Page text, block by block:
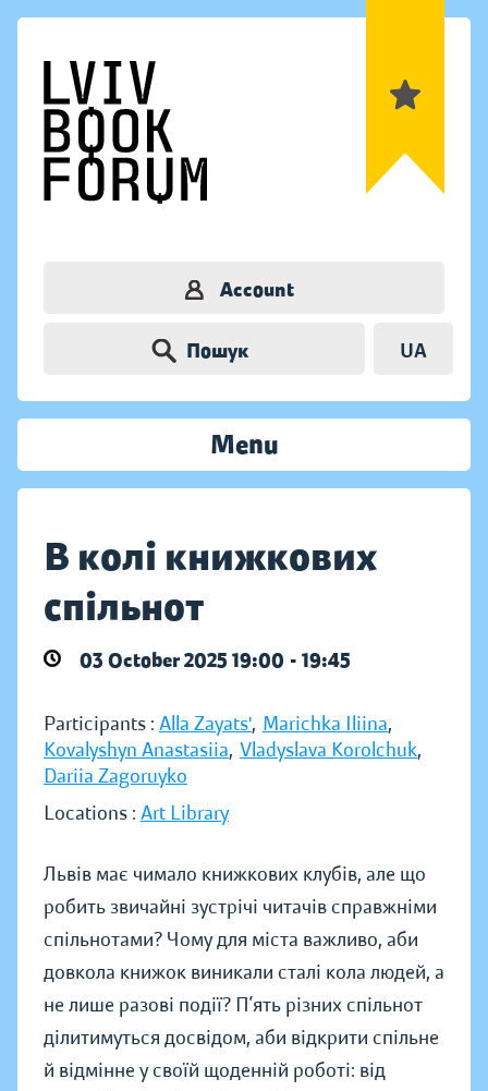
Account
Пошук UA
Menu
В колі книжкових
спільнот
03 October 2025 19:00 - 19:45
Participants : Alla Zayatsʹ, Marichka Iliina,
Kovalyshyn Anastasiia, Vladyslava Korolchuk,
Dariia Zagoruyko
Locations : Art Library
Львів має чимало книжкових клубів, але що
робить звичайні зустрічі читачів справжніми
спільнотами? Чому для міста важливо, аби
довкола книжок виникали сталі кола людей, а
не лише разові події? П’ять різних спільнот
ділитимуться досвідом, аби відкрити спільне
й відмінне у своїй щоденній роботі: від